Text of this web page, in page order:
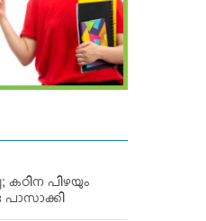
കഠിന പിഴയും